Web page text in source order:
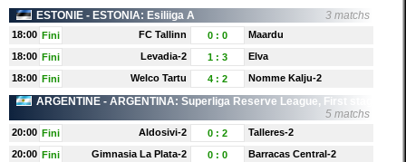
ESTONIE - ESTONIA: Esiliiga A 3 matchs
18:00 Fini FC Tallinn 0 : 0
Maardu
18:00
Fini Levadia-2 1 : 3
Elva
18:00
Fini Welco Tartu 4 : 2 Nomme Kalju-2
ARGENTINE - ARGENTINA: Superliga Reserve League, First stage
5 matchs
20:00 Fini Aldosivi-2 0 : 2
Talleres-2
20:00
Fini Gimnasia La Plata-2 0 : 0
Barracas Central-2